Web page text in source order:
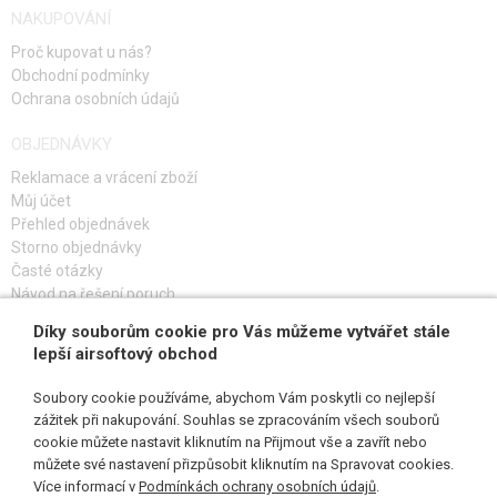
hlaveň, než má vaše zbraň a skrýt vyčnívající kus v tlumiči.
NAKUPOVÁNÍ
Proč kupovat u nás?
Obchodní podmínky
Ochrana osobních údajů
OBJEDNÁVKY
Reklamace a vrácení zboží
Můj účet
Přehled objednávek
Storno objednávky
Časté otázky
Návod na řešení poruch
PŘIHLAŠ SE K ODBĚRU
SLEDUJ NÁS
Díky souborům cookie pro Vás můžeme vytvářet stále
lepší airsoftový obchod
Soubory cookie používáme, abychom Vám poskytli co nejlepší
zážitek při nakupování. Souhlas se zpracováním všech souborů
cookie můžete nastavit kliknutím na Přijmout vše a zavřít nebo
můžete své nastavení přizpůsobit kliknutím na Spravovat cookies.
Více informací v Podmínkách ochrany osobních údajů.